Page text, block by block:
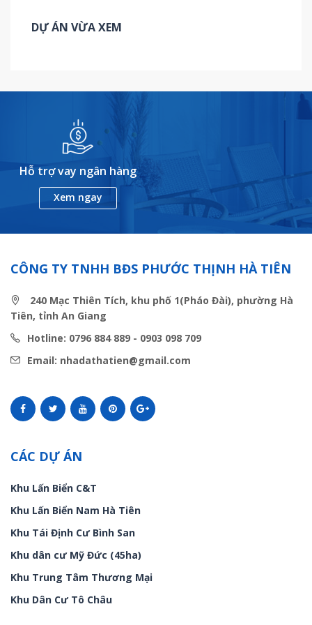
DỰ ÁN VỪA XEM
Hỗ trợ vay ngân hàng
Xem ngay
CÔNG TY TNHH BĐS PHƯỚC THỊNH HÀ TIÊN
240 Mạc Thiên Tích, khu phố 1(Pháo Đài), phường Hà
Tiên, tỉnh An Giang
Hotline: 0796 884 889 - 0903 098 709
Email: nhadathatien@gmail.com
CÁC DỰ ÁN
Khu Lấn Biển C&T
Khu Lấn Biển Nam Hà Tiên
Khu Tái Định Cư Bình San
Khu dân cư Mỹ Đức (45ha)
Khu Trung Tâm Thương Mại
Khu Dân Cư Tô Châu